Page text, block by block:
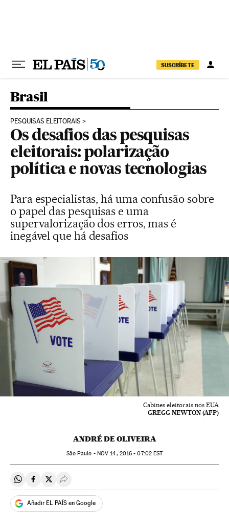
SUSCRÍBETE
Brasil
PESQUISAS ELEITORAIS
Os desafios das pesquisas
eleitorais: polarização
política e novas tecnologias
Para especialistas, há uma confusão sobre
o papel das pesquisas e uma
supervalorização dos erros, mas é
inegável que há desafios
Cabines eleitorais nos EUA
GREGG NEWTON (AFP)
ANDRÉ DE OLIVEIRA
São Paulo - NOV 14, 2016 - 07:02EST
Compartir en Whatsapp
Compartir en Facebook
Compartir en Twitter
Desplegar Redes Sociales
Añadir EL PAÍS en Google